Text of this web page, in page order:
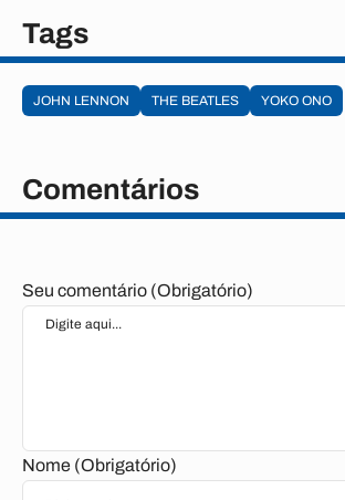
Tags
JOHN LENNON THE BEATLES YOKO ONO
Comentários
Seu comentário (Obrigatório)
Nome (Obrigatório)